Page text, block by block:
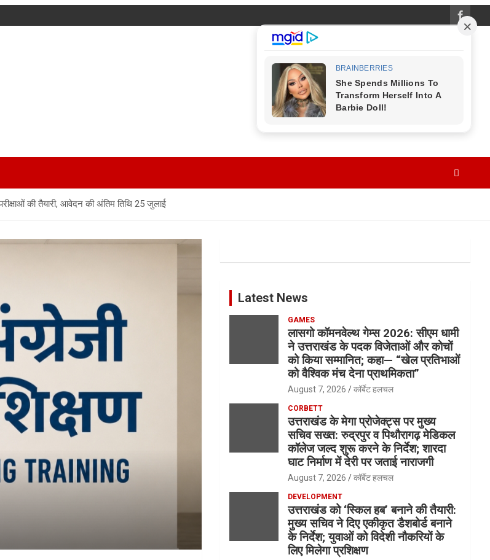
की तैयारी, आवेदन की अंतिम तिथि 25 जुलाई
Latest News
GAMES
लासगो कॉमनवेल्थ गेम्स 2026: सीएम धामी
ने उत्तराखंड के पदक विजेताओं और कोचों
को किया सम्मानित; कहा— “खेल प्रतिभाओं
को वैश्विक मंच देना प्राथमिकता”
August 7, 2026 कॉर्बेट हलचल
CORBETT
उत्तराखंड के मेगा प्रोजेक्ट्स पर मुख्य
सचिव सख्त: रुद्रपुर व पिथौरागढ़ मेडिकल
कॉलेज जल्द शुरू करने के निर्देश; शारदा
घाट निर्माण में देरी पर जताई नाराजगी
August 7, 2026 कॉर्बेट हलचल
DEVELOPMENT
उत्तराखंड को ‘स्किल हब’ बनाने की तैयारी:
मुख्य सचिव ने दिए एकीकृत डैशबोर्ड बनाने
के निर्देश; युवाओं को विदेशी नौकरियों के
लिए मिलेगा प्रशिक्षण